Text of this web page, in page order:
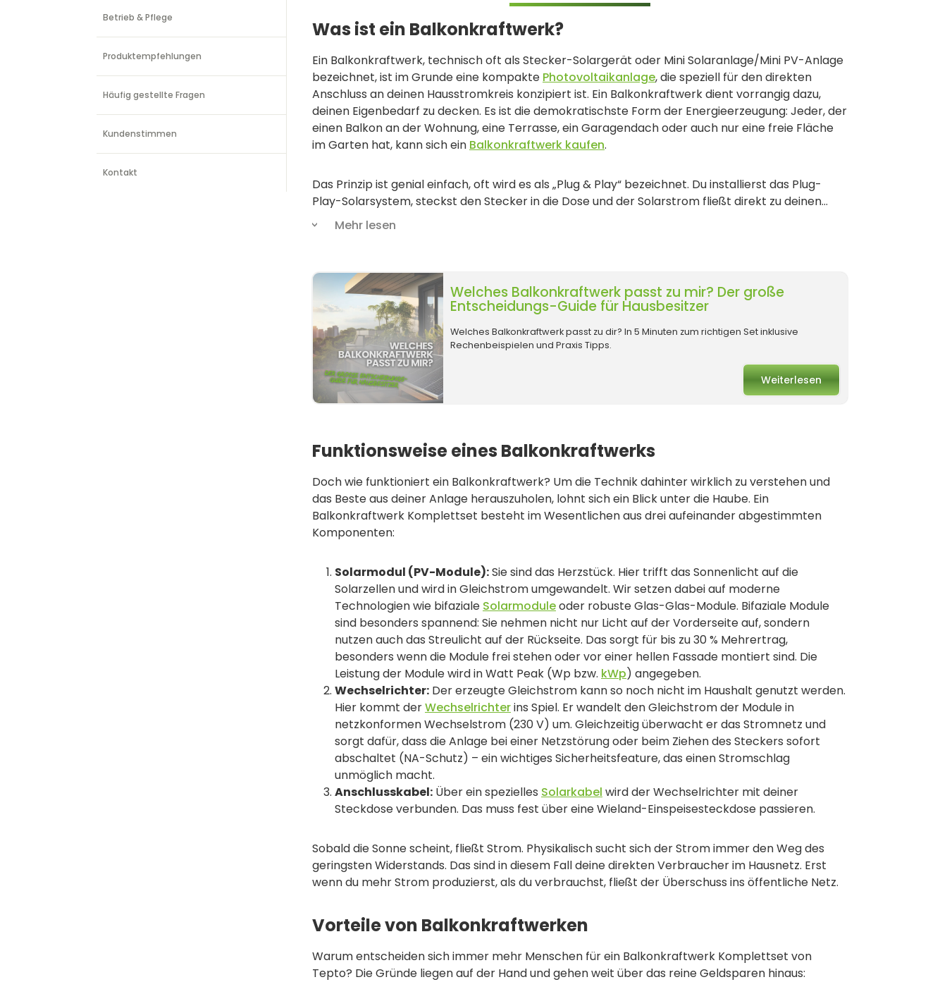
Was ist ein Balkonkraftwerk?
Ein Balkonkraftwerk, technisch oft als Stecker-Solargerät oder Mini Solaranlage/Mini PV-Anlage
bezeichnet, ist im Grunde eine kompakte Photovoltaikanlage, die speziell für den direkten
Anschluss an deinen Hausstromkreis konzipiert ist. Ein Balkonkraftwerk dient vorrangig dazu,
deinen Eigenbedarf zu decken. Es ist die demokratischste Form der Energieerzeugung: Jeder, der
einen Balkon an der Wohnung, eine Terrasse, ein Garagendach oder auch nur eine freie Fläche
im Garten hat, kann sich ein Balkonkraftwerk kaufen.
Das Prinzip ist genial einfach, oft wird es als „Plug & Play“ bezeichnet. Du installierst das Plug-
Play-Solarsystem, steckst den Stecker in die Dose und der Solarstrom fließt direkt zu deinen
Verbrauchern im Haushalt. Der Kühlschrank, der WLAN-Router oder der Standby-Betrieb deines
Mehr lesen
Welches Balkonkraftwerk passt zu mir? Der große
Entscheidungs-Guide für Hausbesitzer
Welches Balkonkraftwerk passt zu dir? In 5 Minuten zum richtigen Set inklusive
Rechenbeispielen und Praxis Tipps.
Weiterlesen
Funktionsweise eines Balkonkraftwerks
Doch wie funktioniert ein Balkonkraftwerk? Um die Technik dahinter wirklich zu verstehen und
das Beste aus deiner Anlage herauszuholen, lohnt sich ein Blick unter die Haube. Ein
Balkonkraftwerk Komplettset besteht im Wesentlichen aus drei aufeinander abgestimmten
Komponenten:
Solarmodul (PV-Module):Sie sind das Herzstück. Hier trifft das Sonnenlicht auf die
Solarzellen und wird in Gleichstrom umgewandelt. Wir setzen dabei auf moderne
Technologien wie bifaziale Solarmoduleoder robuste Glas-Glas-Module. Bifaziale Module
sind besonders spannend: Sie nehmen nicht nur Licht auf der Vorderseite auf, sondern
nutzen auch das Streulicht auf der Rückseite. Das sorgt für bis zu 30 % Mehrertrag,
besonders wenn die Module frei stehen oder vor einer hellen Fassade montiert sind. Die
Leistung der Module wird in Watt Peak (Wp bzw. kWp) angegeben.
Wechselrichter: Der erzeugte Gleichstrom kann so noch nicht im Haushalt genutzt werden.
Hier kommt derWechselrichterins Spiel. Er wandelt den Gleichstrom der Module in
netzkonformen Wechselstrom (230 V) um. Gleichzeitig überwacht er das Stromnetz und
sorgt dafür, dass die Anlage bei einer Netzstörung oder beim Ziehen des Steckers sofort
abschaltet (NA-Schutz) – ein wichtiges Sicherheitsfeature, das einen Stromschlag
unmöglich macht.
Anschlusskabel: Über ein spezielles Solarkabel wird der Wechselrichter mit deiner
Steckdose verbunden. Das muss fest über eine Wieland-Einspeisesteckdose passieren.
Sobald die Sonne scheint, fließt Strom. Physikalisch sucht sich der Strom immer den Weg des
geringsten Widerstands. Das sind in diesem Fall deine direkten Verbraucher im Hausnetz. Erst
wenn du mehr Strom produzierst, als du verbrauchst, fließt der Überschuss ins öffentliche Netz.
Vorteile von Balkonkraftwerken
Warum entscheiden sich immer mehr Menschen für ein Balkonkraftwerk Komplettset von
Tepto? Die Gründe liegen auf der Hand und gehen weit über das reine Geldsparen hinaus:
Betrieb & Pflege
Produktempfehlungen
Häufig gestellte Fragen
Kundenstimmen
Kontakt